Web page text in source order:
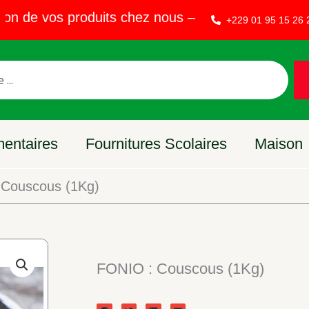
produits chez nous – Vendez sur EVAKET
+229 01 95 15 26
Fournitures Scolaires Maison
(1Kg)
FONIO : Couscous (1Kg)